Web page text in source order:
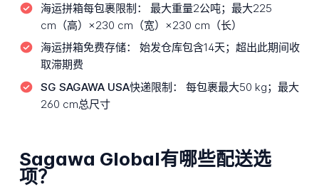
海运拼箱每包裹限制：
最大重量2公吨；最大225
cm（高）×230 cm（宽）×230 cm（长）
海运拼箱免费存储：
始发仓库包含14天；超出此期间收
取滞期费
SG SAGAWA USA快递限制：
每包裹最大50 kg；最大
260 cm总尺寸
Sagawa Global有哪些配送选
项？